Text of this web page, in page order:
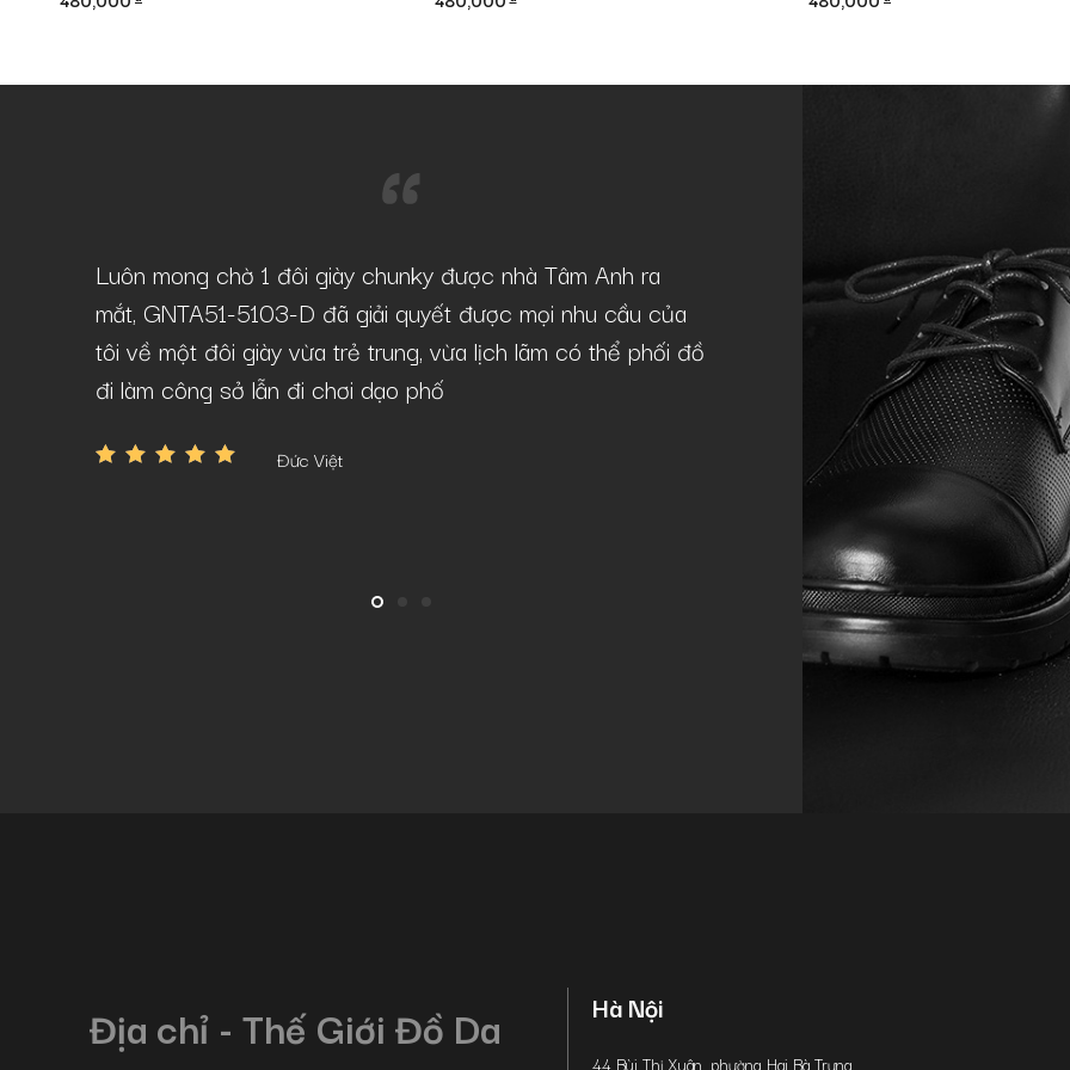
Luôn mong chờ 1 đôi giày chunky được nhà Tâm Anh ra
mắt, GNTA51-5103-D đã giải quyết được mọi nhu cầu của
tôi về một đôi giày vừa trẻ trung, vừa lịch lãm có thể phối đồ
đi làm công sở lẫn đi chơi dạo phố
Đức Việt
Mẫu giày GNTA22-20241-D khá
theo phong cách casual như tôi.
chuẩn lịch lãm, sang trọng, phù
Quý Nguyễn
Địa chỉ - Thế Giới Đồ Da
Hà Nội
44 Bùi Thị Xuân, phường Hai Bà Trưng